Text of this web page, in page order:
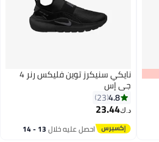
11
نايكي سنيكرز توين فليكس رنر 4
جي إس
4.8
23
د.ك‏23.44
احصل عليه خلال 13 - 14